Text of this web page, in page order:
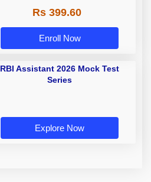
Rs 399.60
Enroll Now
RBI Assistant 2026 Mock Test
Series
Explore Now